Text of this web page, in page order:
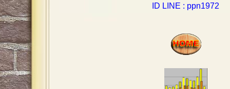
ID LINE : ppn1972